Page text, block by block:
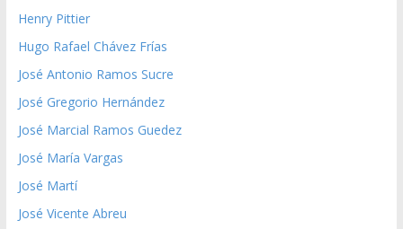
Henry Pittier
Hugo Rafael Chávez Frías
José Antonio Ramos Sucre
José Gregorio Hernández
José Marcial Ramos Guedez
José María Vargas
José Martí
José Vicente Abreu